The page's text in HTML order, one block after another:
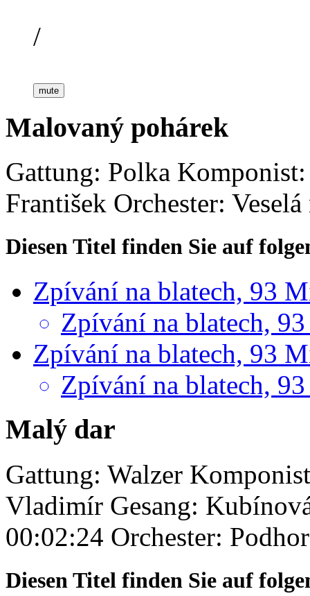
/
mute
Malovaný pohárek
Gattung: Polka
František Orchester:
Diesen Titel finden Sie auf
Zpívání na blatech, 93
Zpívání na blatech,
Zpívání na blatech, 93
Zpívání na blatech,
Malý dar
Gattung: Walzer
Vladimír Gesang:
00:02:24 Orchester:
Diesen Titel finden Sie auf